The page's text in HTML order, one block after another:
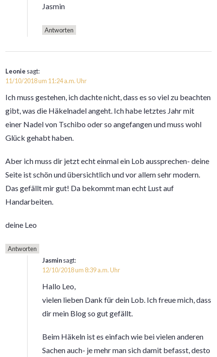
Jasmin
Antworten
Leonie sagt:
11/10/2018 um 11:24 a.m. Uhr
Ich muss gestehen, ich dachte nicht, dass es so viel zu beachten
gibt, was die Häkelnadel angeht. Ich habe letztes Jahr mit
einer Nadel von Tschibo oder so angefangen und muss wohl
Glück gehabt haben.
Aber ich muss dir jetzt echt einmal ein Lob aussprechen- deine
Seite ist schön und übersichtlich und vor allem sehr modern.
Das gefällt mir gut! Da bekommt man echt Lust auf
Handarbeiten.
deine Leo
Antworten
Jasminsagt:
12/10/2018 um 8:39 a.m. Uhr
Hallo Leo,
vielen lieben Dank für dein Lob. Ich freue mich, dass
dir mein Blog so gut gefällt.
Beim Häkeln ist es einfach wie bei vielen anderen
Sachen auch- je mehr man sich damit befasst, desto